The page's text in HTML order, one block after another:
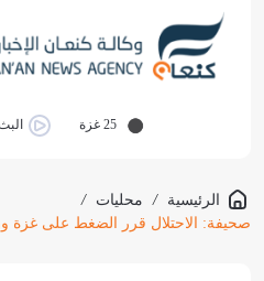
25 غزة
الرئيسية / محليات
/
صحيفة: الاحتلال قرر الضغط على غزة